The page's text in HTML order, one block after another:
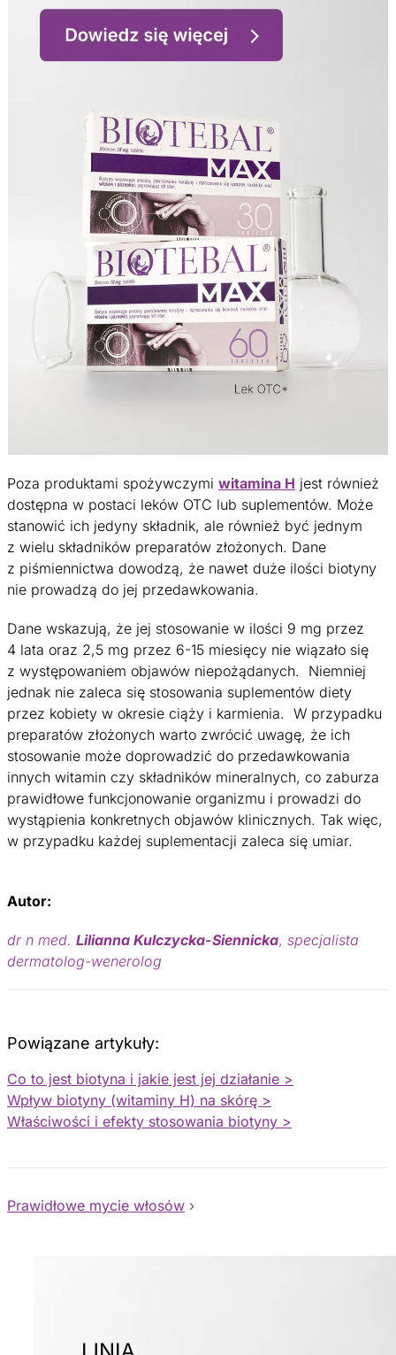
Poza produktami spożywczymi witamina H jest również
dostępna w postaci leków OTC lub suplementów. Może
stanowić ich jedyny składnik, ale również być jednym
z wielu składników preparatów złożonych. Dane
z piśmiennictwa dowodzą, że nawet duże ilości biotyny
nie prowadzą do jej przedawkowania.
Dane wskazują, że jej stosowanie w ilości 9 mg przez
4 lata oraz 2,5 mg przez 6-15 miesięcy nie wiązało się
z występowaniem objawów niepożądanych. Niemniej
jednak nie zaleca się stosowania suplementów diety
przez kobiety w okresie ciąży i karmienia. W przypadku
preparatów złożonych warto zwrócić uwagę, że ich
stosowanie może doprowadzić do przedawkowania
innych witamin czy składników mineralnych, co zaburza
prawidłowe funkcjonowanie organizmu i prowadzi do
wystąpienia konkretnych objawów klinicznych. Tak więc,
w przypadku każdej suplementacji zaleca się umiar.
Autor:
dr n med. Lilianna Kulczycka-Siennicka, specjalista
dermatolog-wenerolog
Powiązane artykuły:
Co to jest biotyna i jakie jest jej działanie >
Wpływ biotyny (witaminy H) na skórę >
Właściwości i efekty stosowania biotyny >
Prawidłowe mycie włosów ›